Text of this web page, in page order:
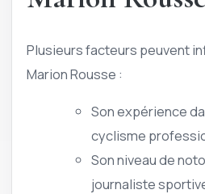
Plusieurs facteurs peuvent
Marion Rousse :
Son expérience
cyclisme
Son niveau de
journaliste